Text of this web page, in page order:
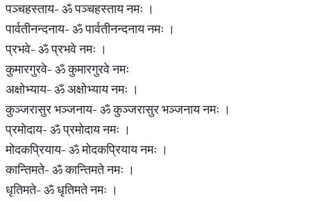
पञ्चहस्ताय- ॐ पञ्चहस्ताय नमः ।
पार्वतीनन्दनाय- ॐ पार्वतीनन्दनाय नमः ।
प्रभवे- ॐ प्रभवे नमः ।
कुमारगुरवे- ॐ कुमारगुरवे नमः
अक्षोभ्याय- ॐ अक्षोभ्याय नमः ।
कुञ्जरासुर भञ्जनाय- ॐ कुञ्जरासुर भञ्जनाय नमः ।
प्रमोदाय- ॐ प्रमोदाय नमः ।
मोदकप्रियाय- ॐ मोदकप्रियाय नमः ।
कान्तिमते- ॐ कान्तिमते नमः ।
धृतिमते- ॐ धृतिमते नमः ।